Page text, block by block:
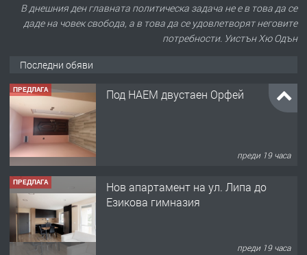
В днешния ден главната политическа задача не е в това да се
даде на човек свобода, а в това да се удовлетворят неговите
потребности. Уистън Хю Одън
Последни обяви
ПРЕДЛАГА Под НАЕМ двустаен Орфей
преди 19 часа
ПРЕДЛАГА
Нов апартамент на ул. Липа до
Езикова гимназия
преди 19 часа